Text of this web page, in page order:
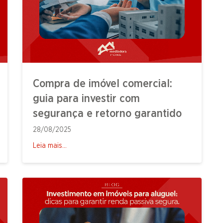
Compra de imóvel comercial:
guia para investir com
segurança e retorno garantido
28/08/2025
Leia mais...